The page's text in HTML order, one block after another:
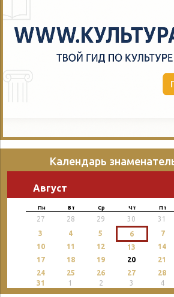
Календарь
Август
Пн Вт Ср Чт Пт
27 28 29 30 31
3 4 5 6 7
10
11 12 13 14
17
18 19 20 21
24 25 26 27 28
31
1 2 3 4